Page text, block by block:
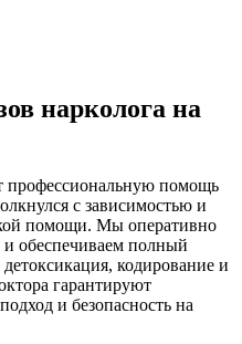
нарколога на
профессиональную помощь
с зависимостью и
помощи. Мы оперативно
и обеспечиваем полный
кодирование и
гарантируют
и безопасность на